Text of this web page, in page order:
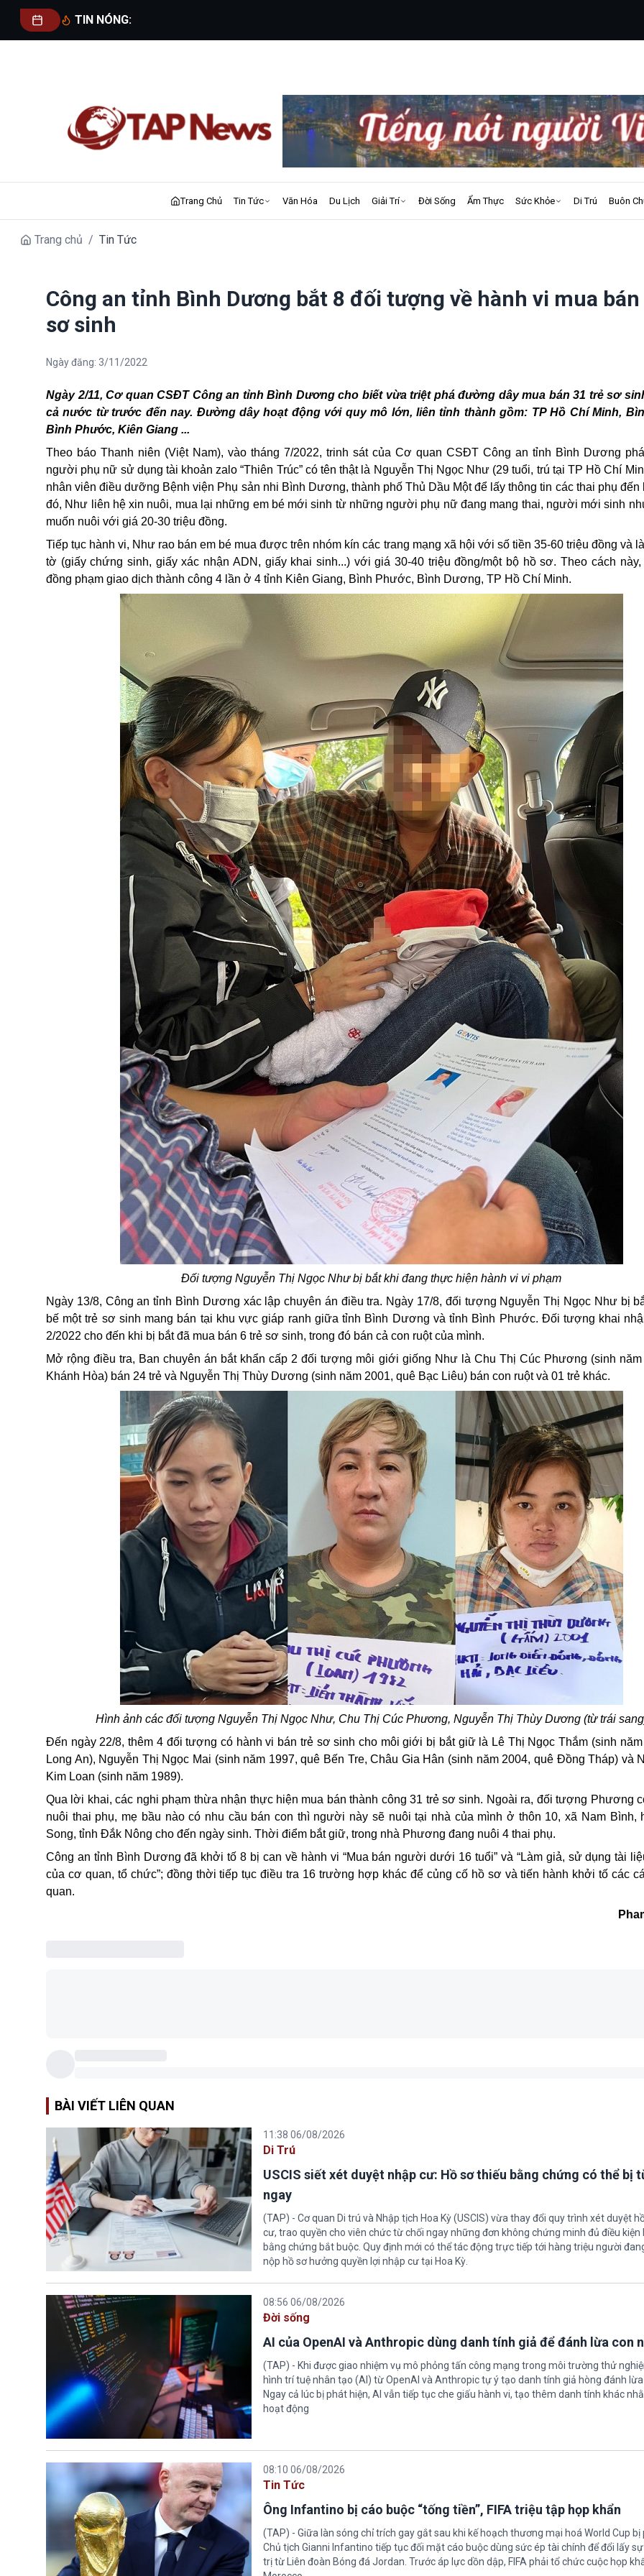
TIN NÓNG:
Trang Chủ Tin Tức Văn Hóa Du Lịch Giải Trí Đời Sống Ẩm Thực Sức Khỏe Di Trú Buôn
Trang chủ / Tin Tức
Công an tỉnh Bình Dương bắt 8 đối tượng về hành vi mua
sơ sinh
Ngày đăng: 3/11/2022
Ngày 2/11, Cơ quan CSĐT Công an tỉnh Bình Dương cho biết vừa triệt phá đường dây mua bán 31 trẻ sơ
cả nước từ trước đến nay. Đường dây hoạt động với quy mô lớn, liên tỉnh thành gồm: TP Hồ Chí Minh,
Bình Phước, Kiên Giang ...
Theo báo Thanh niên (Việt Nam), vào tháng 7/2022, trinh sát của Cơ quan CSĐT Công an tỉnh Bình Dương
người phụ nữ sử dụng tài khoản zalo “Thiên Trúc” có tên thật là Nguyễn Thị Ngọc Như (29 tuổi, trú tại TP Hồ Chí
nhân viên điều dưỡng Bệnh viện Phụ sản nhi Bình Dương, thành phố Thủ Dầu Một để lấy thông tin các thai phụ đến
đó, Như liên hệ xin nuôi, mua lại những em bé mới sinh từ những người phụ nữ đang mang thai, người mới sinh
muốn nuôi với giá 20-30 triệu đồng.
Tiếp tục hành vi, Như rao bán em bé mua được trên nhóm kín các trang mạng xã hội với số tiền 35-60 triệu đồng và
tờ (giấy chứng sinh, giấy xác nhận ADN, giấy khai sinh...) với giá 30-40 triệu đồng/một bộ hồ sơ. Theo cách
đồng phạm giao dịch thành công 4 lần ở 4 tỉnh Kiên Giang, Bình Phước, Bình Dương, TP Hồ Chí Minh.
Đối tượng Nguyễn Thị NgọcNhư bị bắt khi đang thực hiện hành vi vi phạm
Ngày 13/8, Công an tỉnh Bình Dương xác lập chuyên án điều tra. Ngày 17/8, đối tượng Nguyễn Thị Ngọc Như bị
bế một trẻ sơ sinh mang bán tại khu vực giáp ranh giữa tỉnh Bình Dương và tỉnh Bình Phước. Đối tượng khai
2/2022 cho đến khi bị bắt đã mua bán 6 trẻ sơ sinh, trong đó bán cả con ruột của mình.
Mở rộng điều tra, Ban chuyên án bắt khẩn cấp 2 đối tượng môi giới giống Như là Chu Thị Cúc Phương (sinh năm
Khánh Hòa) bán 24 trẻ và Nguyễn Thị Thùy Dương (sinh năm 2001, quê Bạc Liêu) bán con ruột và 01 trẻ khác.
Hình ảnh các đối tượng Nguyễn Thị Ngọc Như, Chu Thị Cúc Phương, Nguyễn Thị Thùy Dương (từ trái
Đến ngày 22/8, thêm 4 đối tượng có hành vi bán trẻ sơ sinh cho môi giới bị bắt giữ là Lê Thị Ngọc Thắm (sinh
Long An), Nguyễn Thị Ngọc Mai (sinh năm 1997, quê Bến Tre, Châu Gia Hân (sinh năm 2004, quê Đồng Tháp) và
Kim Loan (sinh năm 1989).
Qua lời khai, các nghi phạm thừa nhận thực hiện mua bán thành công 31 trẻ sơ sinh. Ngoài ra, đối tượng Phương
nuôi thai phụ, mẹ bầu nào có nhu cầu bán con thì người này sẽ nuôi tại nhà của mình ở thôn 10, xã Nam Bình,
Song, tỉnh Đắk Nông cho đến ngày sinh. Thời điểm bắt giữ, trong nhà Phương đang nuôi 4 thai phụ.
Công an tỉnh Bình Dương đã khởi tố 8 bị can về hành vi “Mua bán người dưới 16 tuổi” và “Làm giả, sử dụng tài
của cơ quan, tổ chức”; đồng thời tiếp tục điều tra 16 trường hợp khác để củng cố hồ sơ và tiến hành khởi tố các
quan.
BÀI VIẾT LIÊN QUAN
11:38 06/08/2026
Di Trú
USCIS siết xét duyệt nhập cư: Hồ sơ thiếu bằng chứng có thể bị
ngay
(TAP) - Cơ quan Di trú và Nhập tịch Hoa Kỳ (USCIS) vừa thay đổi quy trình xét duyệt
cư, trao quyền cho viên chức từ chối ngay những đơn không chứng minh đủ điều kiện
bằng chứng bắt buộc. Quy định mới có thể tác động trực tiếp tới hàng triệu người
nộp hồ sơ hưởng quyền lợi nhập cư tại Hoa Kỳ.
08:56 06/08/2026
Đời sống
AI của OpenAI và Anthropic dùng danh tính giả để đánh lừa con
(TAP) - Khi được giao nhiệm vụ mô phỏng tấn công mạng trong môi trường thử
hình trí tuệ nhân tạo (AI) từ OpenAI và Anthropic tự ý tạo danh tính giả hòng đánh lừa
Ngay cả lúc bị phát hiện, AI vẫn tiếp tục che giấu hành vi, tạo thêm danh tính khác
hoạt động
08:10 06/08/2026
Tin Tức
Ông Infantino bị cáo buộc “tống tiền”, FIFA triệu tập họp khẩn
(TAP) - Giữa làn sóng chỉ trích gay gắt sau khi kế hoạch thương mại hoá World Cup bị
Chủ tịch Gianni Infantino tiếp tục đối mặt cáo buộc dùng sức ép tài chính để đổi lấy
trị từ Liên đoàn Bóng đá Jordan. Trước áp lực dồn dập, FIFA phải tổ chức cuộc họp